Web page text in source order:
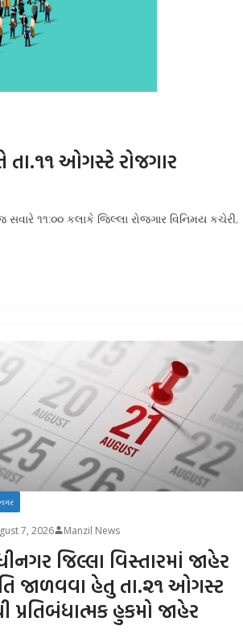
તા.૧૧ ઓગસ્ટે રોજગાર
સવારે ૧૧:૦૦ કલાકે જિલ્લા રોજગાર વિનિમય કચેરી,
7, 2026 Manzil News
જિલ્લા વિસ્તારમાં જાહેર
જાળવવા હેતુ તા.૨૧ ઓગસ્ટ
પ્રતિબંધાત્મક હુકમો જાહેર